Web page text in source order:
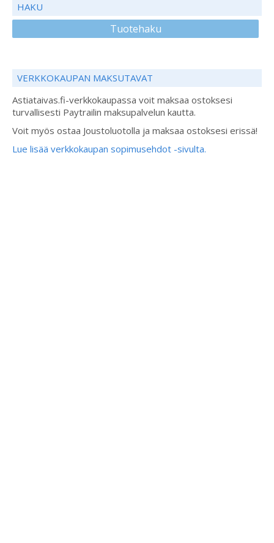
HAKU
Tuotehaku
VERKKOKAUPAN MAKSUTAVAT
Astiataivas.fi-verkkokaupassa voit maksaa ostoksesi
turvallisesti Paytrailin maksupalvelun kautta.
Voit myös ostaa Joustoluotolla ja maksaa ostoksesi erissä!
Lue lisää verkkokaupan sopimusehdot -sivulta.